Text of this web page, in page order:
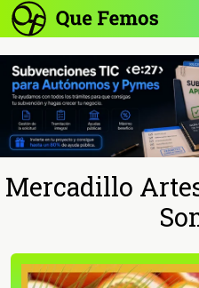
Mercadillo